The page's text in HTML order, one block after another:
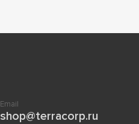
Email
shop@terracorp.ru